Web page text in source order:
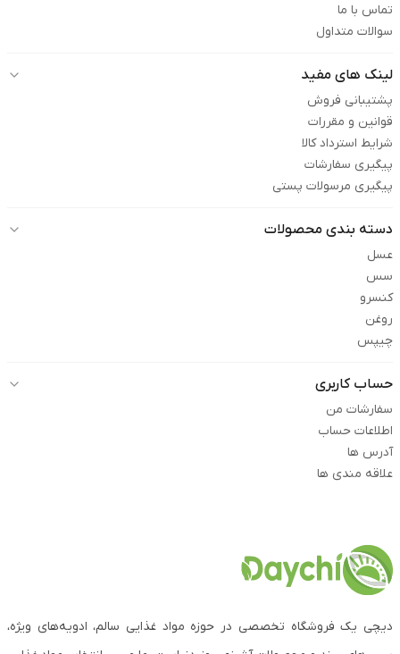
تماس با ما
سوالات متداول
لینک های مفید
پشتیبانی فروش
قوانین و مقررات
شرایط استرداد کالا
پیگیری سفارشات
پیگیری مرسولات پستی
دسته بندی محصولات
عسل
سس
کنسرو
روغن
چیپس
حساب کاربری
سفارشات من
اطلاعات حساب
آدرس ها
علاقه مندی ها
دیچی یک فروشگاه تخصصی در حوزه مواد غذایی سالم، ادویه‌های ویژه،